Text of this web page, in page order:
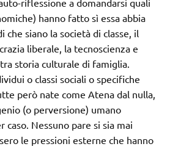
riflessione a domandarsi quali
hanno fatto sì essa abbia
che siano la società di classe, il
liberale, la tecnoscienza e
storia culturale di famiglia.
o classi sociali o specifiche
però nate come Atena dal nulla,
(o perversione) umano
caso. Nessuno pare si sia mai
le pressioni esterne che hanno